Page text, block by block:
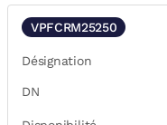
VPFCRM25250
Désignation
DN